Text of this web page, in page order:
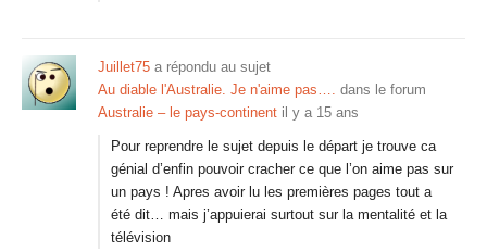
Juillet75 a répondu au sujet
Au diable l'Australie. Je n'aime pas…. dans le forum
Australie – le pays-continent il y a 15 ans
Pour reprendre le sujet depuis le départ je trouve ca
génial d’enfin pouvoir cracher ce que l’on aime pas sur
un pays ! Apres avoir lu les premières pages tout a
été dit… mais j’appuierai surtout sur la mentalité et la
télévision